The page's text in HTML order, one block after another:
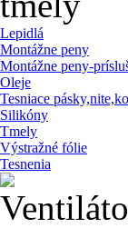
Lepidlá
Montážne peny
Montážne peny-
Oleje
Tesniace
Silikóny
Tmely
Výstražné fólie
Tesnenia